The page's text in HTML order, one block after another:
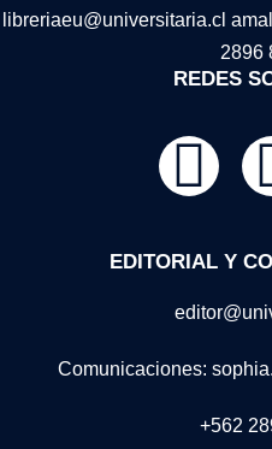
libreriaeu@universitaria.cl
2896
REDES
EDITORIAL Y
Comunicaciones:
+562